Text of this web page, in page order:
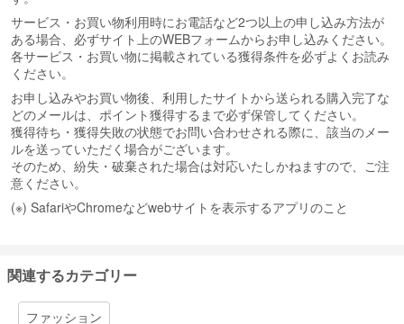
サービス・お買い物利用時にお電話など2つ以上の申し込み方法が
ある場合、必ずサイト上のWEBフォームからお申し込みください。
各サービス・お買い物に掲載されている獲得条件を必ずよくお読み
ください。
お申し込みやお買い物後、利用したサイトから送られる購入完了な
どのメールは、ポイント獲得するまで必ず保管してください。
獲得待ち・獲得失敗の状態でお問い合わせされる際に、該当のメー
ルを送っていただく場合がございます。
そのため、紛失・破棄された場合は対応いたしかねますので、ご注
意ください。
(※) SafariやChromeなどwebサイトを表示するアプリのこと
関連するカテゴリー
ファッション